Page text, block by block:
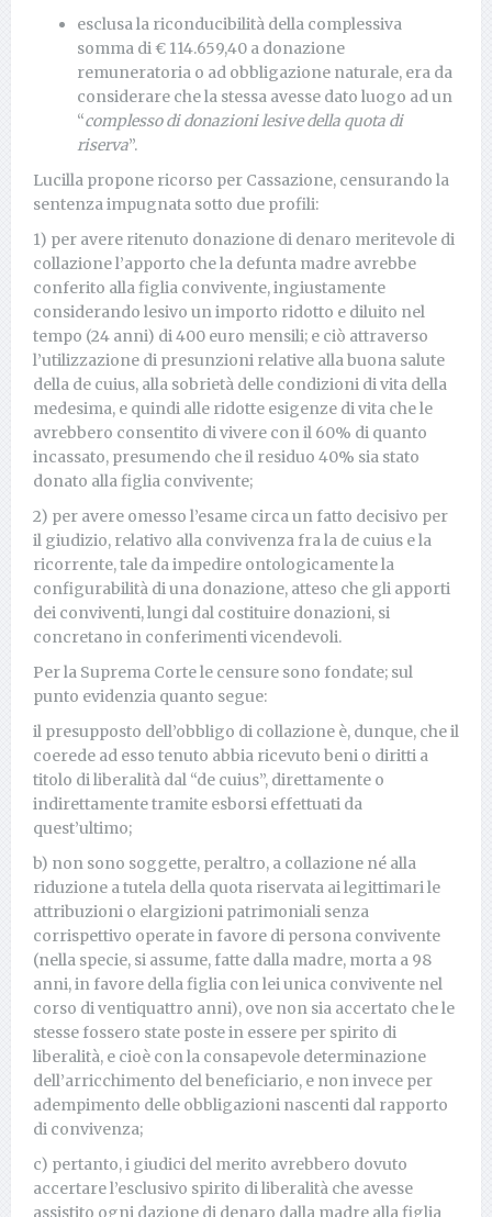
esclusa la riconducibilità della complessiva
somma di € 114.659,40 a donazione
remuneratoria o ad obbligazione naturale, era da
considerare che la stessa avesse dato luogo ad un
“complesso di donazioni lesive della quota di
riserva”.
Lucilla propone ricorso per Cassazione, censurando la
sentenza impugnata sotto due profili:
1) per avere ritenuto donazione di denaro meritevole di
collazione l’apporto che la defunta madre avrebbe
conferito alla figlia convivente, ingiustamente
considerando lesivo un importo ridotto e diluito nel
tempo (24 anni) di 400 euro mensili; e ciò attraverso
l’utilizzazione di presunzioni relative alla buona salute
della de cuius, alla sobrietà delle condizioni di vita della
medesima, e quindi alle ridotte esigenze di vita che le
avrebbero consentito di vivere con il 60% di quanto
incassato, presumendo che il residuo 40% sia stato
donato alla figlia convivente;
2) per avere omesso l’esame circa un fatto decisivo per
il giudizio, relativo alla convivenza fra la de cuius e la
ricorrente, tale da impedire ontologicamente la
configurabilità di una donazione, atteso che gli apporti
dei conviventi, lungi dal costituire donazioni, si
concretano in conferimenti vicendevoli.
Per la Suprema Corte le censure sono fondate; sul
punto evidenzia quanto segue:
il presupposto dell’obbligo di collazione è, dunque, che il
coerede ad esso tenuto abbia ricevuto beni o diritti a
titolo di liberalità dal “de cuius”, direttamente o
indirettamente tramite esborsi effettuati da
quest’ultimo;
b) non sono soggette, peraltro, a collazione né alla
riduzione a tutela della quota riservata ai legittimari le
attribuzioni o elargizioni patrimoniali senza
corrispettivo operate in favore di persona convivente
(nella specie, si assume, fatte dalla madre, morta a 98
anni, in favore della figlia con lei unica convivente nel
corso di ventiquattro anni), ove non sia accertato che le
stesse fossero state poste in essere per spirito di
liberalità, e cioè con la consapevole determinazione
dell’arricchimento del beneficiario, e non invece per
adempimento delle obbligazioni nascenti dal rapporto
di convivenza;
c) pertanto, i giudici del merito avrebbero dovuto
accertare l’esclusivo spirito di liberalità che avesse
assistito ogni dazione di denaro dalla madre alla figlia